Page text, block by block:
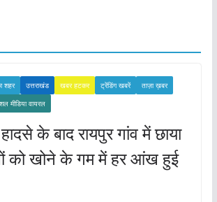
शहर उत्तराखंड खबर हटकर ट्रेंडिंग खबरें
ताज़ा ख़बर
मीडिया वायरल
के बाद रायपुर गांव में छाया
को खोने के गम में हर आंख हुई